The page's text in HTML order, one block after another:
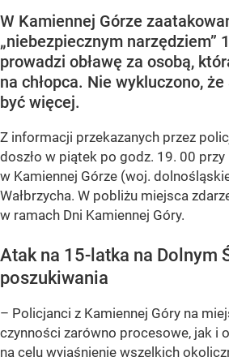
W Kamiennej Górze
„niebezpiecznym narzędziem”
prowadzi obławę za osobą,
na chłopca. Nie wykluczono,
być więcej.
Z informacji przekazanych przez
doszło w piątek po godz. 19. 00
w Kamiennej Górze (woj.
Wałbrzycha. W pobliżu miejsca
w ramach Dni Kamiennej Góry.
Atak na 15-latka na Dolnym
poszukiwania
– Policjanci z Kamiennej Góry na
czynności zarówno procesowe, jak i
na celu wyjaśnienie wszelkich